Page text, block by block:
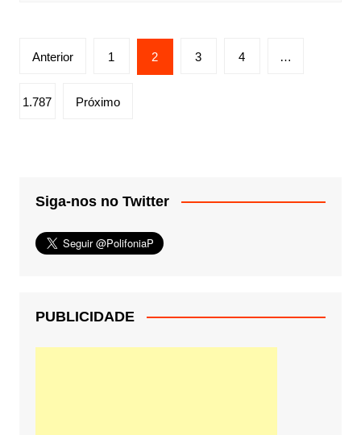
Paginação
posts
Anterior 1 2 3 4 …
1.787 Próximo
Siga-nos no Twitter
PUBLICIDADE